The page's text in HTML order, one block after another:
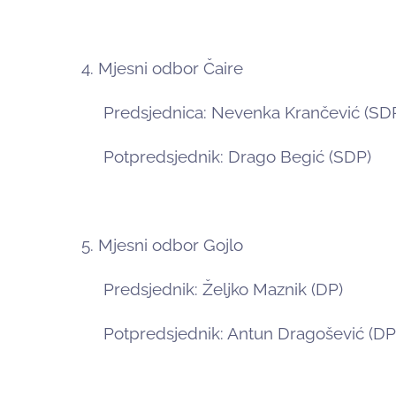
4. Mjesni odbor Čaire
Predsjednica: Nevenka Krančević
Potpredsjednik: Drago Begić (SDP)
5. Mjesni odbor Gojlo
Predsjednik: Željko Maznik (DP)
Potpredsjednik: Antun Dragošević